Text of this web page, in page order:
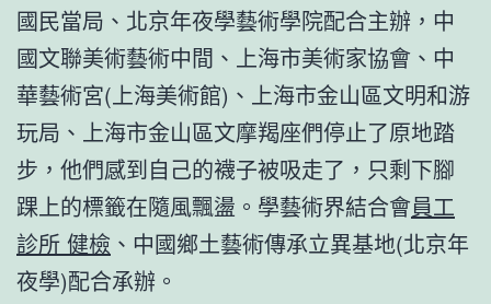
國民當局、北京年夜學藝術學院配合主辦，中
國文聯美術藝術中間、上海市美術家協會、中
華藝術宮(上海美術館)、上海市金山區文明和游
玩局、上海市金山區文摩羯座們停止了原地踏
步，他們感到自己的襪子被吸走了，只剩下腳
踝上的標籤在隨風飄盪。學藝術界結合會員工
診所 健檢 、中國鄉土藝術傳承立異基地(北京年
夜學)配合承辦。